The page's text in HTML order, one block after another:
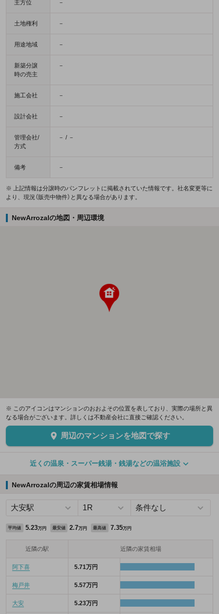
主方位 －
土地権利 －
用途地域 －
新築分譲
時の売主
－
施工会社 －
設計会社 －
管理会社/
方式
－ / －
備考 －
※ 上記情報は分譲時のパンフレットに掲載されていた情報です。社名変更等に
より、現況（販売中物件）と異なる場合があります。
NewArrozalの地図・周辺環境
※ このアイコンはマンションのおおよその位置を表しており、実際の場所と異
なる場合がございます。詳しくは不動産会社に直接ご確認ください。
周辺のマンションを地図で探す
近くの温泉・スーパー銭湯・銭湯などの温浴施設
NewArrozalの周辺の家賃相場情報
平均値 5.23万円 最安値 2.7万円 最高値 7.35万円
近隣の駅 近隣の家賃相場
阿下喜 5.71万円
梅戸井 5.57万円
大安 5.23万円